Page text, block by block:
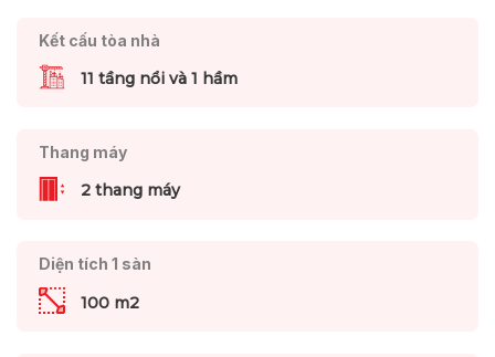
Kết cấu tòa nhà
11 tầng nổi và 1 hầm
Thang máy
2 thang máy
Diện tích 1 sàn
100 m2